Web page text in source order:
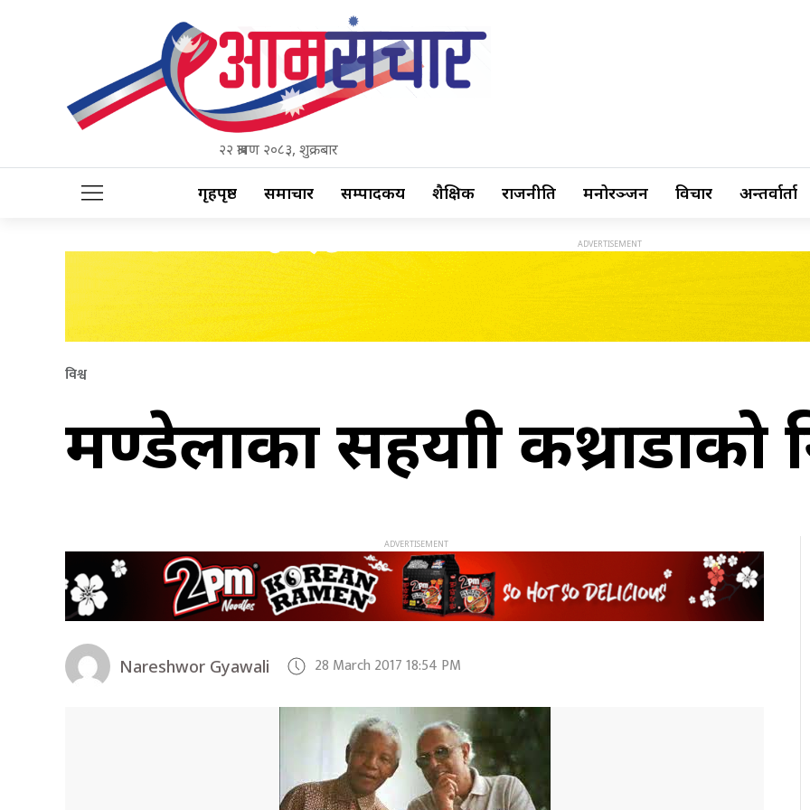
२२ श्रावण २०८३, शुक्रबार
गृहपृष्ठ समाचार सम्पादकीय शैक्षिक राजनीति मनोरञ्जन विचार अन्तर्वार्ता
विश्व
मण्डेलाका सहयात्री कथ्राडाको
Nareshwor Gyawali 28 March 2017 18:54 PM